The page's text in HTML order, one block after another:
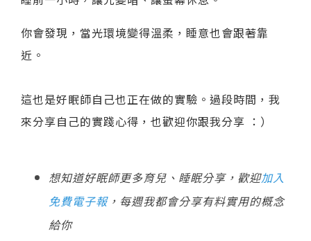
你會發現，當光環境變得溫柔，睡意也會跟著靠
近。
這也是好眠師自己也正在做的實驗。過段時間，我
來分享自己的實踐心得，也歡迎你跟我分享 ：）
想知道好眠師更多育兒、睡眠分享，歡迎加入
免費電子報，每週我都會分享有料實用的概念
給你